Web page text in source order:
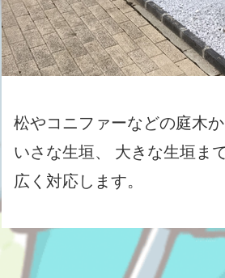
松やコニファーなどの庭木
いさな生垣、 大きな生垣ま
広く対応します。